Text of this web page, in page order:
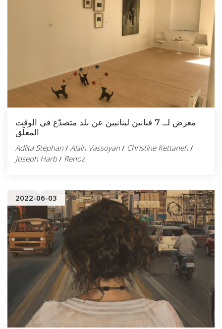
معرض لــ 7 فنانين لبنانيين عن بلد متصدّع في الوقت
المعلّق
Adlita Stephan / Alain Vassoyan / Christine Kettaneh /
Joseph Harb/ Renoz
2022-06-03